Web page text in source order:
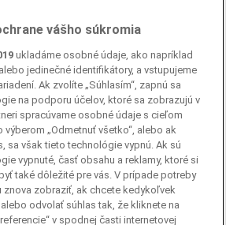
Ruská
Španielska
Turecká
Vietnamská
vášho súkromia
ukladáme osobné údaje, ako napríklad
jedinečné identifikátory, a vstupujeme
Ak zvolíte „Súhlasím“, zapnú sa
na podporu účelov, ktoré sa zobrazujú v
spracúvame osobné údaje s cieľom
„Odmetnuť všetko“, alebo ak
sa však tieto technológie vypnú. Ak sú
vypnuté, časť obsahu a reklamy, ktoré si
také dôležité pre vás. V prípade potreby
zobraziť, ak chcete kedykoľvek
odvolať súhlas tak, že kliknete na
v spodnej časti internetovej